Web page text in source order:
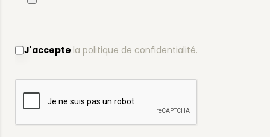
J'accepte la politique de confidentialité.